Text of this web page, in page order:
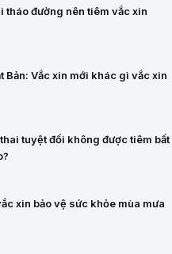
tháo đường nên tiêm vắc xin
Bản: Vắc xin mới khác gì vắc xin
tuyệt đối không được tiêm bất
xin bảo vệ sức khỏe mùa mưa